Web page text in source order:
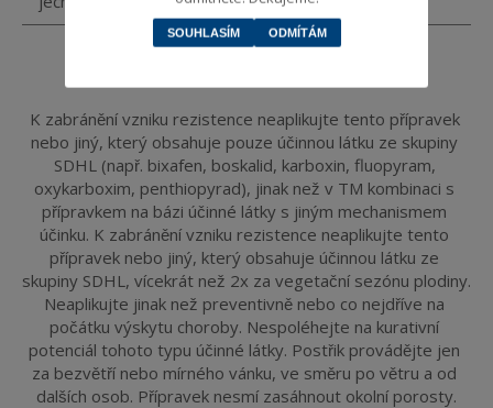
K zabránění vzniku rezistence neaplikujte tento přípravek
nebo jiný, který obsahuje pouze účinnou látku ze skupiny
SDHL (např. bixafen, boskalid, karboxin, fluopyram,
oxykarboxim, penthiopyrad), jinak než v TM kombinaci s
přípravkem na bázi účinné látky s jiným mechanismem
účinku. K zabránění vzniku rezistence neaplikujte tento
přípravek nebo jiný, který obsahuje účinnou látku ze
skupiny SDHL, vícekrát než 2x za vegetační sezónu plodiny.
Neaplikujte jinak než preventivně nebo co nejdříve na
počátku výskytu choroby. Nespoléhejte na kurativní
potenciál tohoto typu účinné látky. Postřik provádějte jen
za bezvětří nebo mírného vánku, ve směru po větru a od
dalších osob. Přípravek nesmí zasáhnout okolní porosty.
SOUHLASÍM ODMÍTÁM